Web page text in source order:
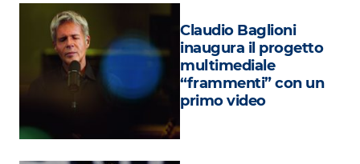
Musica
Cultura
Attualità
Costume
Extra
Claudio Baglioni
inaugura il progetto
multimediale
“frammenti” con un
primo video